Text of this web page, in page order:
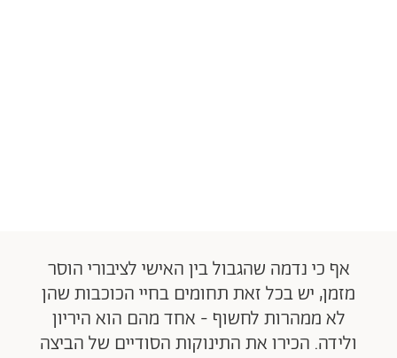
אף כי נדמה שהגבול בין האישי לציבורי הוסר
מזמן, יש בכל זאת תחומים בחיי הכוכבות שהן
לא ממהרות לחשוף - אחד מהם הוא היריון
ולידה. הכירו את התינוקות הסודיים של הביצה